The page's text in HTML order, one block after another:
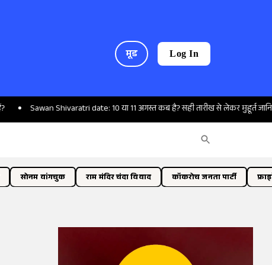
मूड Log In
Sawan Shivaratri date: 10 या 11 अगस्त कब है? सही तारीख से लेकर मुहूर्त जानिए
सोनम वांगचुक राम मंदिर चंदा विवाद कॉकरोच जनता पार्टी